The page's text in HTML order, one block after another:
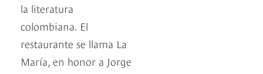
la literatura
colombiana. El
restaurante se llama La
María, en honor a Jorge